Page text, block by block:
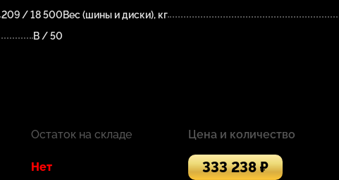
209 / 18 500
B / 50
Вес (шины и диски), кг
Остаток на складе Цена и количество
Нет 333 238 ₽